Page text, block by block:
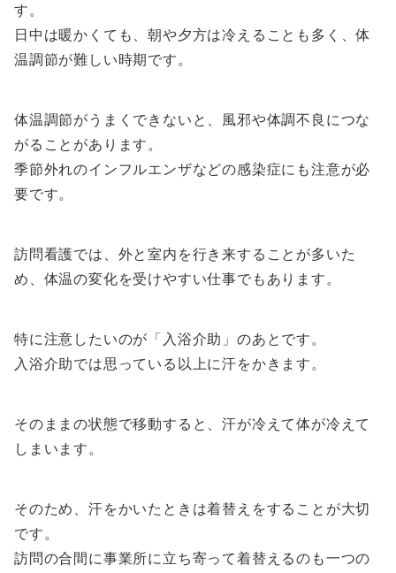
す。
日中は暖かくても、朝や夕方は冷えることも多く、体
温調節が難しい時期です。
体温調節がうまくできないと、風邪や体調不良につな
がることがあります。
季節外れのインフルエンザなどの感染症にも注意が必
要です。
訪問看護では、外と室内を行き来することが多いた
め、体温の変化を受けやすい仕事でもあります。
特に注意したいのが「入浴介助」のあとです。
入浴介助では思っている以上に汗をかきます。
そのままの状態で移動すると、汗が冷えて体が冷えて
しまいます。
そのため、汗をかいたときは着替えをすることが大切
です。
訪問の合間に事業所に立ち寄って着替えるのも一つの